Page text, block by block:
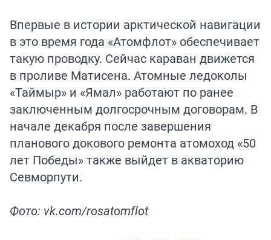
Впервые в истории арктической навигации
в это время года «Атомфлот» обеспечивает
такую проводку. Сейчас караван движется
в проливе Матисена. Атомные ледоколы
«Таймыр» и «Ямал» работают по ранее
заключенным долгосрочным договорам. В
начале декабря после завершения
планового докового ремонта атомоход «50
лет Победы» также выйдет в акваторию
Севморпути.
Фото: vk.com/rosatomflot